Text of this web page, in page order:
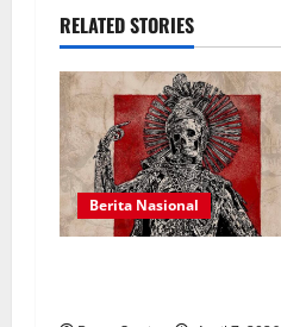
v
i
g
a
t
RELATED STORIES
Berita Nasional